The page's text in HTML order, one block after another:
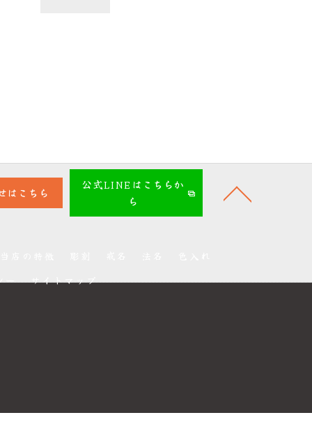
はこちら
公式LINEはこちらか
ら
ー サイトマップ